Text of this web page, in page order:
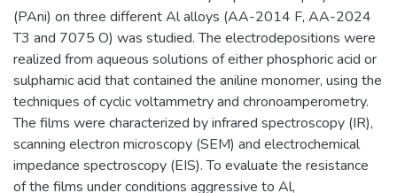
(PAni) on three different Al alloys (AA-2014 F, AA-2024
T3 and 7075 O) was studied. The electrodepositions were
realized from aqueous solutions of either phosphoric acid or
sulphamic acid that contained the aniline monomer, using the
techniques of cyclic voltammetry and chronoamperometry.
The films were characterized by infrared spectroscopy (IR),
scanning electron microscopy (SEM) and electrochemical
impedance spectroscopy (EIS). To evaluate the resistance
of the films under conditions aggressive to Al,